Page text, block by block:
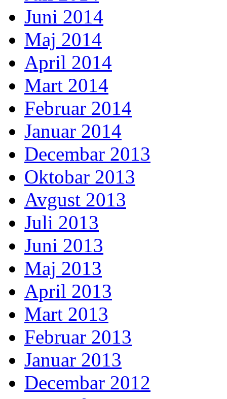
Juni 2014
Maj 2014
April 2014
Mart 2014
Februar 2014
Januar 2014
Decembar 2013
Oktobar 2013
Avgust 2013
Juli 2013
Juni 2013
Maj 2013
April 2013
Mart 2013
Februar 2013
Januar 2013
Decembar 2012